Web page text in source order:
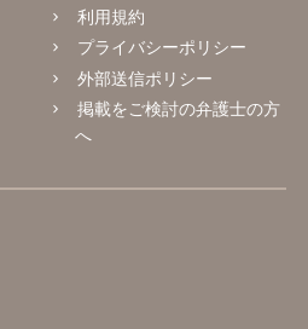
利用規約
プライバシーポリシー
外部送信ポリシー
掲載をご検討の弁護士の方
へ